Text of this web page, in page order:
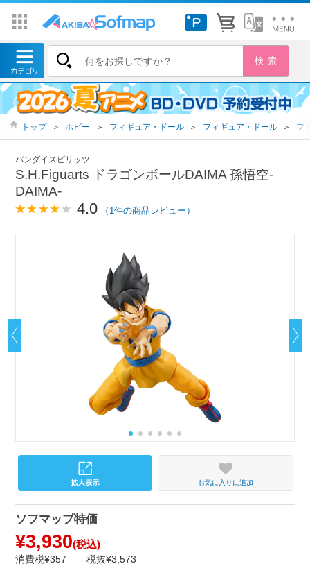
トップ ＞ ホビー ＞ フィギュア・ドール ＞ フィギュア・ドール ＞ フ
バンダイスピリッツ
S.H.Figuarts ドラゴンボールDAIMA 孫悟空-
DAIMA-
4.0 （1件の商品レビュー）
お気に入りに追加
ソフマップ特価
¥3,930(税込)
消費税¥357 税抜¥3,573